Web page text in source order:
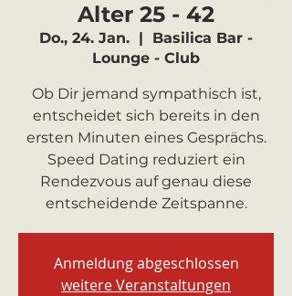
Alter 25 - 42
Do., 24. Jan.
  |
Basilica Bar -
Lounge - Club
Ob Dir jemand sympathisch ist,
entscheidet sich bereits in den
ersten Minuten eines Gesprächs.
Speed Dating reduziert ein
Rendezvous auf genau diese
entscheidende Zeitspanne.
Anmeldung abgeschlossen
weitere Veranstaltungen